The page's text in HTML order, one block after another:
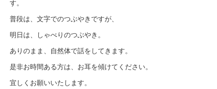
す。
普段は、文字でのつぶやきですが、
明日は、しゃべりのつぶやき。
ありのまま、自然体で話をしてきます。
是非お時間ある方は、お耳を傾けてください。
宜しくお願いいたします。